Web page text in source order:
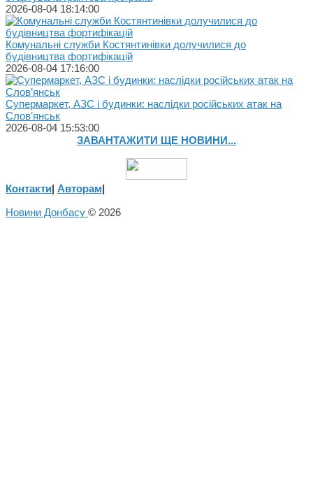
2026-08-04 18:14:00
Комунальні служби Костянтинівки долучилися до
будівництва фортифікацій
2026-08-04 17:16:00
Супермаркет, АЗС і будинки: наслідки російських атак на
Слов’янськ
2026-08-04 15:53:00
ЗАВАНТАЖИТИ ЩЕ НОВИНИ...
Контакти| Авторам|
Новини Донбасу © 2026